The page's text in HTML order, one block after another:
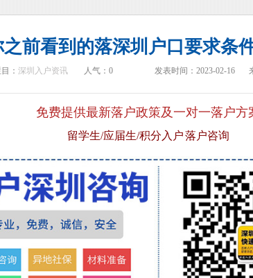
前看到的落深圳户口要求条
： 深圳入户资讯 人气： 0 发表时间：2023-02-16
免费提供最新落户政策及一对一落户方
留学生/应届生/积分入户 落户咨询